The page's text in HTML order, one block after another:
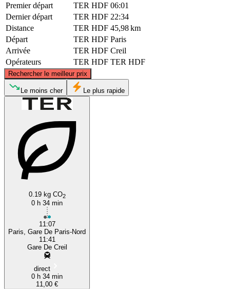
Premier départ
TER HDF 06:01
Dernier départ
TER HDF 22:34
Distance
TER HDF 45,98 km
Départ
TER HDF Paris
Arrivée
TER HDF Creil
Opérateurs
TER HDF TER HDF
Rechercher le meilleur prix
Creil
©CARTO, ©
Le moins cher Le plus rapide
0.19 kg CO2
0 h 34 min
11:07
Paris, Gare De Paris-Nord
11:41
Gare De Creil
direct
0 h 34 min
11,00 €